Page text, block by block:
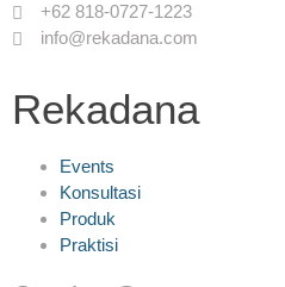
+62 818-0727-1223
info@rekadana.com
Rekadana
Events
Konsultasi
Produk
Praktisi